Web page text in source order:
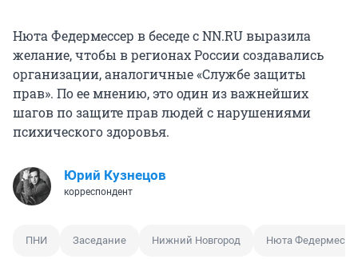
Нюта Федермессер в беседе с NN.RU выразила
желание, чтобы в регионах России создавались
организации, аналогичные «Службе защиты
прав». По ее мнению, это один из важнейших
шагов по защите прав людей с нарушениями
психического здоровья.
Юрий Кузнецов
корреспондент
ПНИ Заседание Нижний Новгород Нюта